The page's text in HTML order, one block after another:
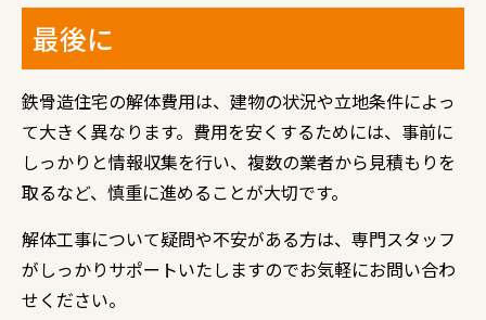
最後に
鉄骨造住宅の解体費用は、 建物の状況や立地条件によっ
て大きく異なります。 費用を安くするためには、 事前に
しっかりと情報収集を行い、 複数の業者から見積もりを
取るなど、 慎重に進めることが大切です。
解体工事について疑問や不安がある方は、専門スタッフ
がしっかりサポートいたしますのでお気軽にお問い合わ
せください。